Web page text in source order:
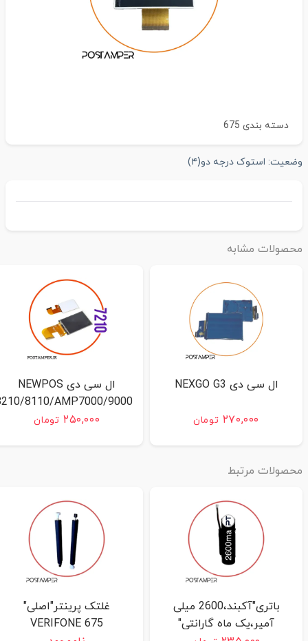
دسته بندی675
استوک درجه دو (۴)
مشابه
ال سی دی NEXGO G3
۲۷۰,۰۰۰ تومان
ال سی دی NEWPOS
8210/8110/AMP7000/9000
۲۵۰,۰۰۰ تومان
مرتبط
باتری"آکبند،2600 میلی
آمپر،یک ماه گارانتی"
غلتک پرینتر"اصلی"
VERIFONE 675